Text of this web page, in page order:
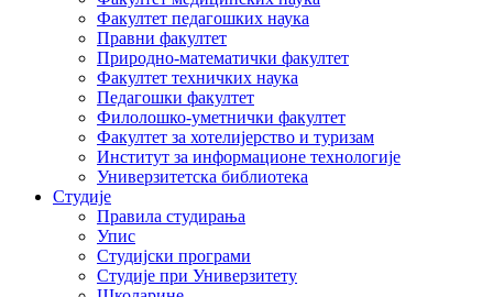
Факултет педагошких наука
Правни факултет
Природно-математички факултет
Факултет техничких наука
Педагошки факултет
Филолошко-уметнички факултет
Факултет за хотелијерство и туризам
Институт за информационе технологије
Универзитетска библиотека
Студије
Правила студирања
Упис
Студијски програми
Студије при Универзитету